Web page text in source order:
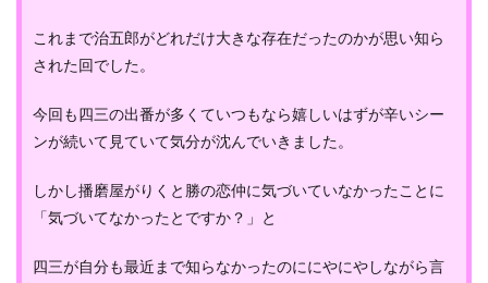
これまで治五郎がどれだけ大きな存在だったのかが思い知ら
された回でした。
今回も四三の出番が多くていつもなら嬉しいはずが辛いシー
ンが続いて見ていて気分が沈んでいきました。
しかし播磨屋がりくと勝の恋仲に気づいていなかったことに
「気づいてなかったとですか？」と
四三が自分も最近まで知らなかったのににやにやしながら言